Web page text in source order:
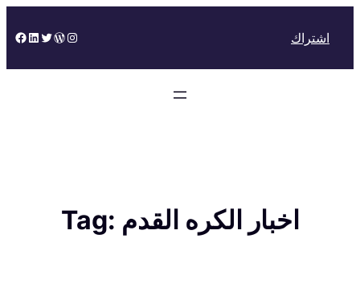
to
Facebook
LinkedIn
Twitter
WordPress
Instagram اشتراك
Tag: اخبار الكره القدم